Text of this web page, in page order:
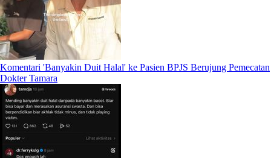
Komentari 'Banyakin Duit Halal' ke Pasien BPJS Berujung Pemecatan
Dokter Tamara